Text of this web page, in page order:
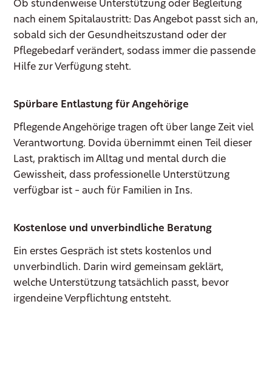
Ob stundenweise Unterstützung oder Begleitung
nach einem Spitalaustritt: Das Angebot passt sich an,
sobald sich der Gesundheitszustand oder der
Pflegebedarf verändert, sodass immer die passende
Hilfe zur Verfügung steht.
Spürbare Entlastung für Angehörige
Pflegende Angehörige tragen oft über lange Zeit viel
Verantwortung. Dovida übernimmt einen Teil dieser
Last, praktisch im Alltag und mental durch die
Gewissheit, dass professionelle Unterstützung
verfügbar ist – auch für Familien in Ins.
Kostenlose und unverbindliche Beratung
Ein erstes Gespräch ist stets kostenlos und
unverbindlich. Darin wird gemeinsam geklärt,
welche Unterstützung tatsächlich passt, bevor
irgendeine Verpflichtung entsteht.